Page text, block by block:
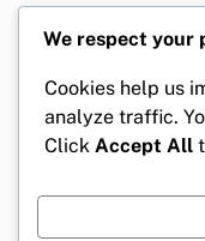
We respect your
Cookies help us
analyze traffic.
Click Accept All